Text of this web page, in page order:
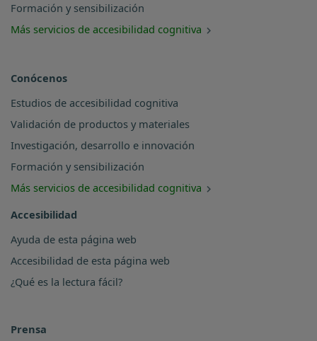
Formación y sensibilización
Más servicios de accesibilidad cognitiva
Conócenos
Estudios de accesibilidad cognitiva
Validación de productos y materiales
Investigación, desarrollo e innovación
Formación y sensibilización
Más servicios de accesibilidad cognitiva
Accesibilidad
Ayuda de esta página web
Accesibilidad de esta página web
¿Qué es la lectura fácil?
Prensa